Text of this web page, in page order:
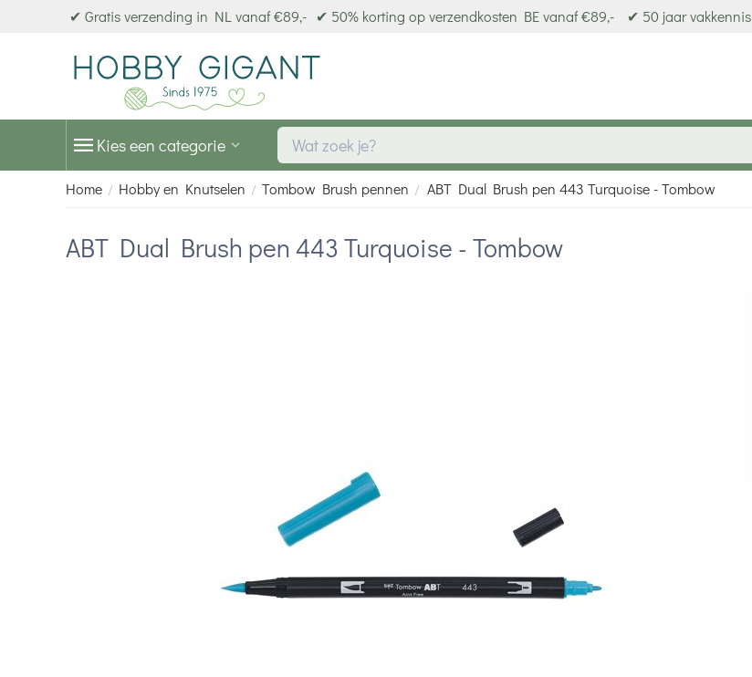
✔ Gratis verzending in NL vanaf €89,- ✔ 50% korting op verzendkosten BE vanaf €89,- ✔ 50 jaar vakkennis
Kies een categorie
Home / Hobby en Knutselen / Tombow Brush pennen / ABT Dual Brush pen 443 Turquoise - Tombow
ABT Dual Brush pen 443 Turquoise - Tombow